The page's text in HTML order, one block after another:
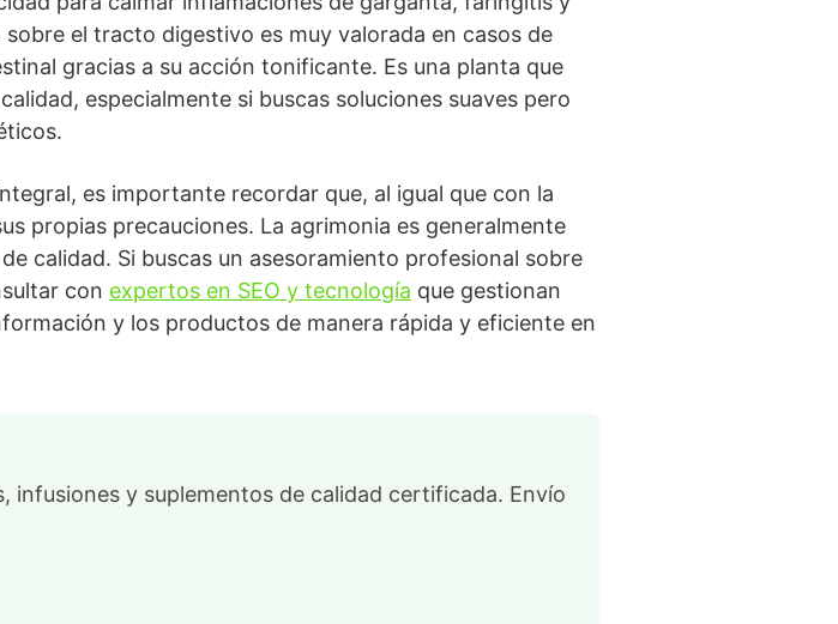
el tracto digestivo es muy valorada en casos de
gracias a su acción tonificante. Es una planta que
especialmente si buscas soluciones suaves pero
es importante recordar que, al igual que con la
propias precauciones. La agrimonia es generalmente
calidad. Si buscas un asesoramiento profesional sobre
con expertos en SEO y tecnología que gestionan
y los productos de manera rápida y eficiente en
infusiones y suplementos de calidad certificada. Envío